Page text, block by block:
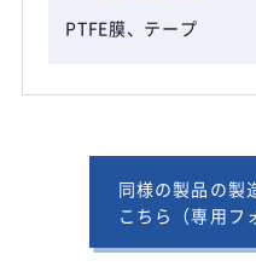
PTFE膜、テープ
同様の製品の製
こちら （専用フ